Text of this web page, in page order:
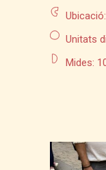
Unitats
Mides: